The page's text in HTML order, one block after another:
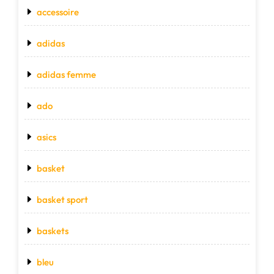
accessoire
adidas
adidas femme
ado
asics
basket
basket sport
baskets
bleu